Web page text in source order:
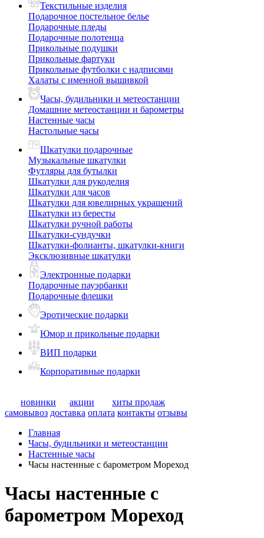
Текстильные изделия
Подарочное постельное белье
Подарочные пледы
Подарочные полотенца
Прикольные подушки
Прикольные фартуки
Прикольные футболки с надписями
Халаты с именной вышивкой
Часы, будильники и метеостанции
Домашние метеостанции и барометры
Настенные часы
Настольные часы
Шкатулки подарочные
Музыкальные шкатулки
Футляры для бутылки
Шкатулки для рукоделия
Шкатулки для часов
Шкатулки для ювелирных украшений
Шкатулки из бересты
Шкатулки ручной работы
Шкатулки-сундучки
Шкатулки-фолианты, шкатулки-книги
Эксклюзивные шкатулки
Электронные подарки
Подарочные пауэрбанки
Подарочные флешки
Эротические подарки
Юмор и прикольные подарки
ВИП подарки
Корпоративные подарки
новинки акции
хиты продаж
самовывоз доставка оплата контакты отзывы
Главная
Часы, будильники и метеостанции
Настенные часы
Часы настенные с барометром Мореход
Часы настенные с
барометром Мореход